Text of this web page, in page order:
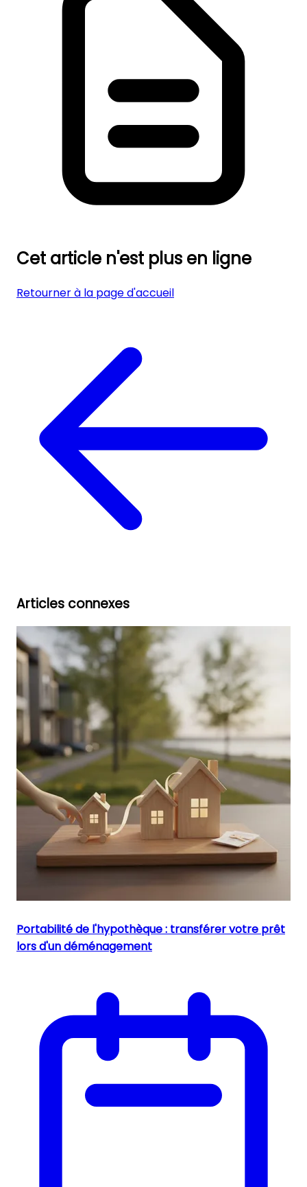
Cet article n'est plus en ligne
Retourner à la page d'accueil
Articles connexes
Portabilité de l'hypothèque : transférer votre prêt
lors d'un déménagement